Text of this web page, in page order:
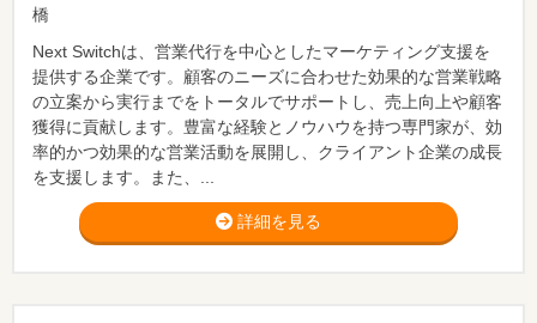
橋
Next Switchは、営業代行を中心としたマーケティング支援を
提供する企業です。顧客のニーズに合わせた効果的な営業戦略
の立案から実行までをトータルでサポートし、売上向上や顧客
獲得に貢献します。豊富な経験とノウハウを持つ専門家が、効
率的かつ効果的な営業活動を展開し、クライアント企業の成長
を支援します。また、...
詳細を見る